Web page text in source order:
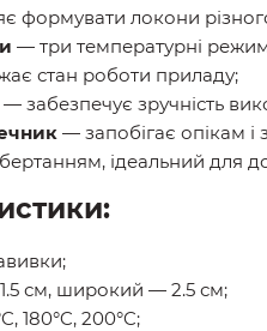
формувати локони
— три температурні
стан роботи приладу;
— забезпечує зручність
— запобігає опікам і
ідеальний для
см, широкий — 2.5 см;
180°C, 200°C;